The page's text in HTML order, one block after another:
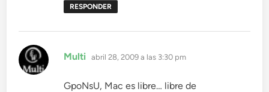
RESPONDER
Multi dice:
abril 28, 2009 a las 3:30 pm
GpoNsU, Mac es libre… libre de